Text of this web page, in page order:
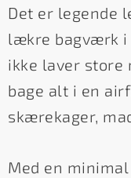
Det er legende
lækre bagværk i
ikke laver store
bage alt i en
skærekager,
Med en